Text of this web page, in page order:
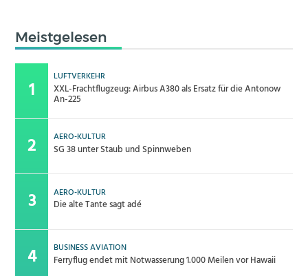
Meistgelesen
LUFTVERKEHR
XXL-Frachtflugzeug: Airbus A380 als Ersatz für die Antonow
An-225
AERO-KULTUR
SG 38 unter Staub und Spinnweben
AERO-KULTUR
Die alte Tante sagt adé
BUSINESS AVIATION
Ferryflug endet mit Notwasserung 1.000 Meilen vor Hawaii